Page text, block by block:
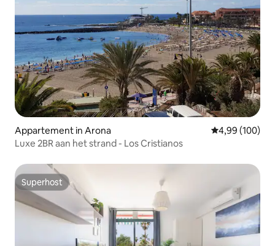
Appartement in Arona Gemiddelde
4,99 (100)
Luxe 2BR aan het strand - Los Cristianos
Superhost
Superhost